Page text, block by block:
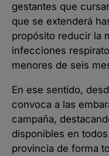
gestantes que
que se extenderá
propósito reducir la
infecciones
menores de seis
En ese sentido,
convoca a las
campaña,
disponibles en
provincia de forma